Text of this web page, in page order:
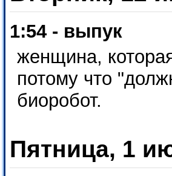
1:54 - выпук
женщина,
потому что
биоробот.
Пятница, 1